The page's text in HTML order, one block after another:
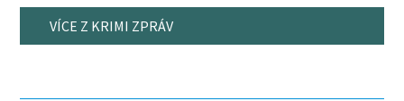
VÍCE Z KRIMI ZPRÁV